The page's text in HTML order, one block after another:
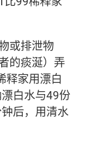
或排泄物
的痰涎）弄
释家用漂白
白水与49份
后，用清水